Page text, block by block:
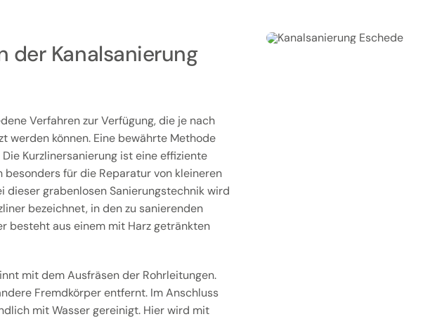
der Kanalsanierung
Verfahren zur Verfügung, die je nach
werden können. Eine bewährte Methode
Kurzlinersanierung ist eine effiziente
für die Reparatur von kleineren
dieser grabenlosen Sanierungstechnik wird
bezeichnet, in den zu sanierenden
besteht aus einem mit Harz getränkten
mit dem Ausfräsen der Rohrleitungen.
Fremdkörper entfernt. Im Anschluss
mit Wasser gereinigt. Hier wird mit